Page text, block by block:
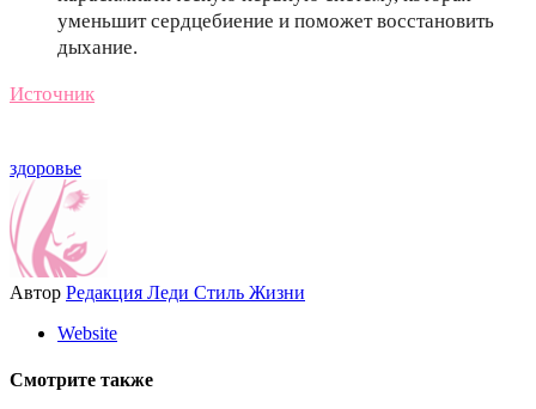
уменьшит сердцебиение и поможет восстановить
дыхание.
Источник
здоровье
Автор Редакция Леди Стиль Жизни
Website
Смотрите также